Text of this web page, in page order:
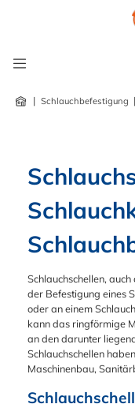
| Schlauchbefestigung |
Schlauchschellen,
der Befestigung eines
oder an einem
kann das ringförmige
an den darunter
Schlauchschellen
Maschinenbau,